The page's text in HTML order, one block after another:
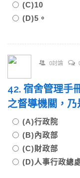
(C)10
(D)5。
0討論
42. 宿舍管理手
之督導機關，
(A)行政院
(B)內政部
(C)財政部
(D)人事行政總